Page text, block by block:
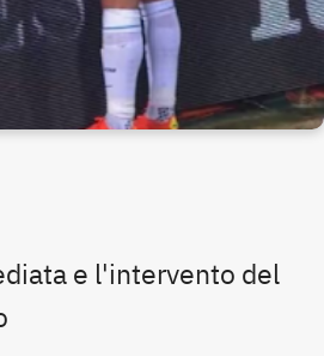
e l'intervento del